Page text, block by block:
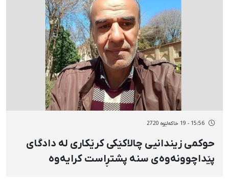
15:56 - 19 خاکەلێوه 2720
حوکمی زیندانیی چالاکێکی کرێکاری لە دادگای
پێداچوونەوەی سنە پشتڕاست کرایەوە